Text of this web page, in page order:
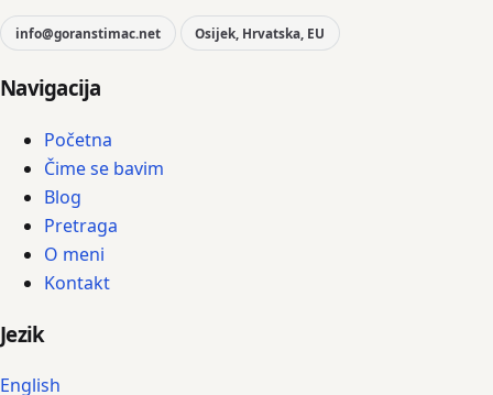
info@goranstimac.net Osijek, Hrvatska, EU
Navigacija
Početna
Čime se bavim
Blog
Pretraga
O meni
Kontakt
Jezik
English